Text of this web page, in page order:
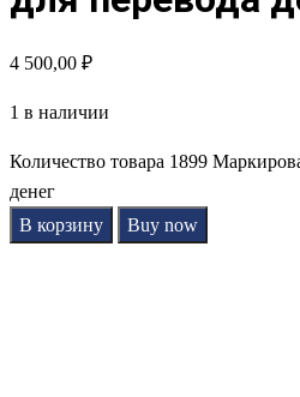
4 500,00 ₽
1 в наличии
Количество товара 1899
денег
В корзину
Buy now